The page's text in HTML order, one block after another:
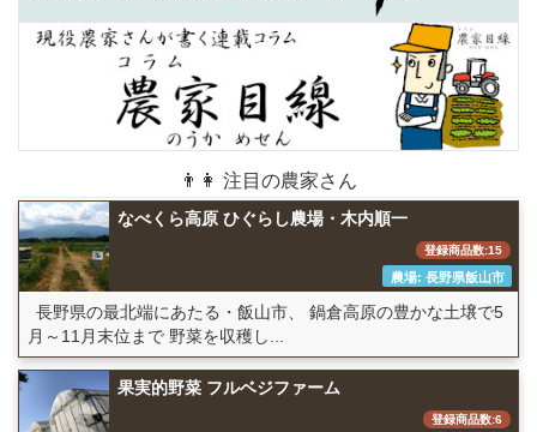
👨👩 注目の農家さん
なべくら高原 ひぐらし農場・木内順一
登録商品数:15
農場: 長野県飯山市
長野県の最北端にあたる・飯山市、 鍋倉高原の豊かな土壌で5
月～11月末位まで 野菜を収穫し...
果実的野菜 フルベジファーム
登録商品数:6